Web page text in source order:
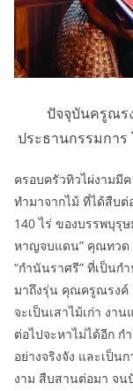
ปัจจุบันครูณร
ประธานกรรมการ
ครอบครัวทิวไผ่งามมี
ทำมาจากไม้ ที่ได้สืบ
140 ไร่ ของบรรพบุรุ
หาญจบแดน” คุณทวด
“กำนันราศรี” ที่เป็น
มาถึงรุ่น คุณครูณรงค์
จะเป็นเสาไม้เก่า งา
ต่อไปจะหาไม่ได้อีก ก
อย่างจริงจัง และเป็
งาม สืบสานต่อมา จน